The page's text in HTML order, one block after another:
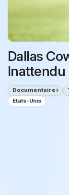
Dallas
Inattendu
Documentaire
Etats-Unis